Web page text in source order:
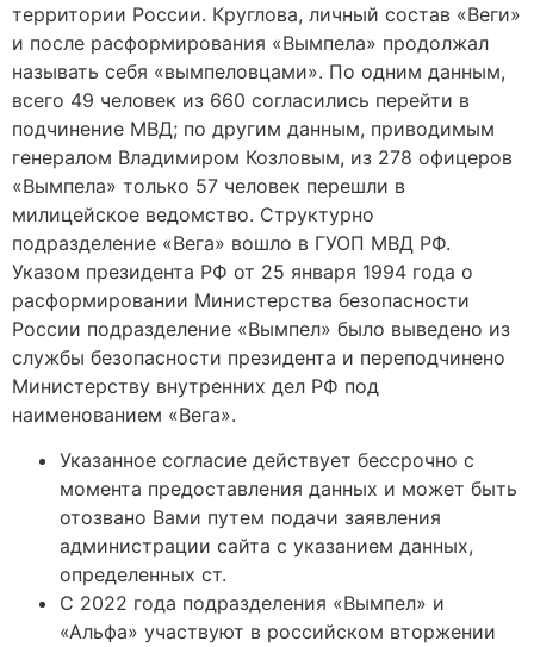
территории России. Круглова, личный состав «Веги»
и после расформирования «Вымпела» продолжал
называть себя «вымпеловцами». По одним данным,
всего 49 человек из 660 согласились перейти в
подчинение МВД; по другим данным, приводимым
генералом Владимиром Козловым, из 278 офицеров
«Вымпела» только 57 человек перешли в
милицейское ведомство. Структурно
подразделение «Вега» вошло в ГУОП МВД РФ.
Указом президента РФ от 25 января 1994 года о
расформировании Министерства безопасности
России подразделение «Вымпел» было выведено из
службы безопасности президента и переподчинено
Министерству внутренних дел РФ под
наименованием «Вега».
Указанное согласие действует бессрочно с
момента предоставления данных и может быть
отозвано Вами путем подачи заявления
администрации сайта с указанием данных,
определенных ст.
С 2022 года подразделения «Вымпел» и
«Альфа» участвуют в российском вторжении